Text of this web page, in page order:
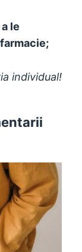
le
individual!